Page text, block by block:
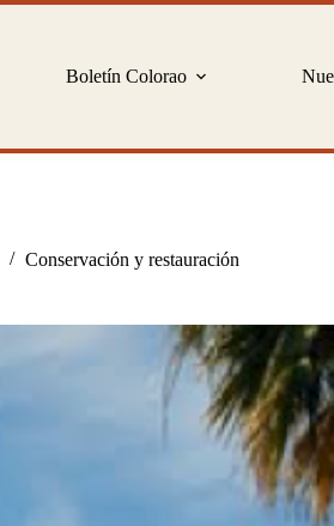
Boletín Colorao
Conservación y restauración